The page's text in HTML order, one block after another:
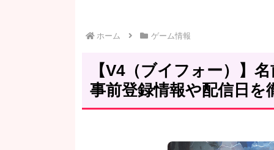
ホーム ゲーム情報
【V4（ブイフォー）】
事前登録情報や配信日を